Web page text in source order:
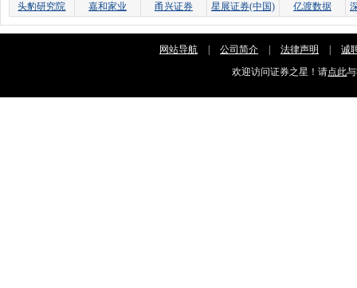
头豹研究院 嘉和家业 甬兴证券 星展证券(中国) 亿渡数据
网站导航 公司简介 法律声明
诚
欢迎访问证券之星！请点此